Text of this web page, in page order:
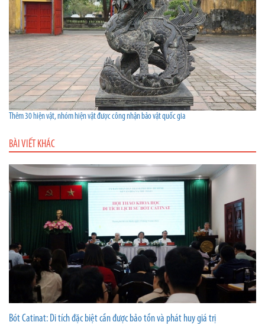
Thêm 30 hiện vật, nhóm hiện vật được công nhận bảo vật quốc gia
BÀI VIẾT KHÁC
Bót Catinat: Di tích đặc biệt cần được bảo tồn và phát huy giá trị